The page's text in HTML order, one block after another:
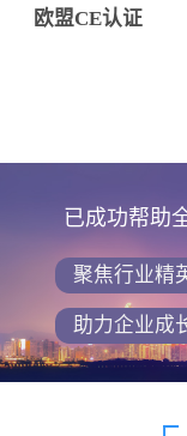
欧盟CE认证
已成功帮助
聚焦行业精
助力企业成